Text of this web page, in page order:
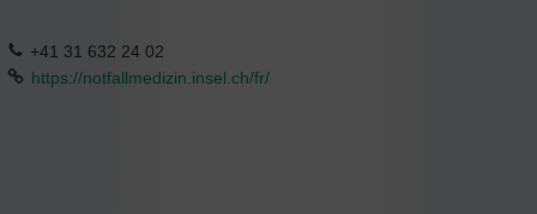
+41 31 632 24 02
https://notfallmedizin.insel.ch/fr/